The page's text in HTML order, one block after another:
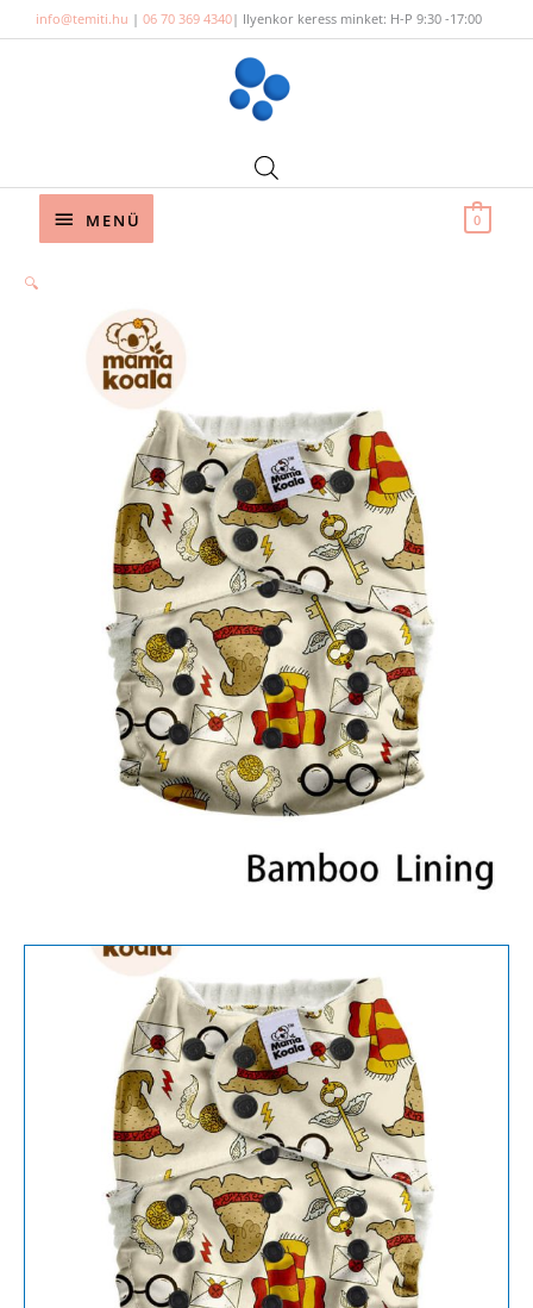
to
info@temiti.hu | 06 70 369 4340| Ilyenkor keress minket: H-P 9:30 -17:00
Below
MENÜ 0
🔍